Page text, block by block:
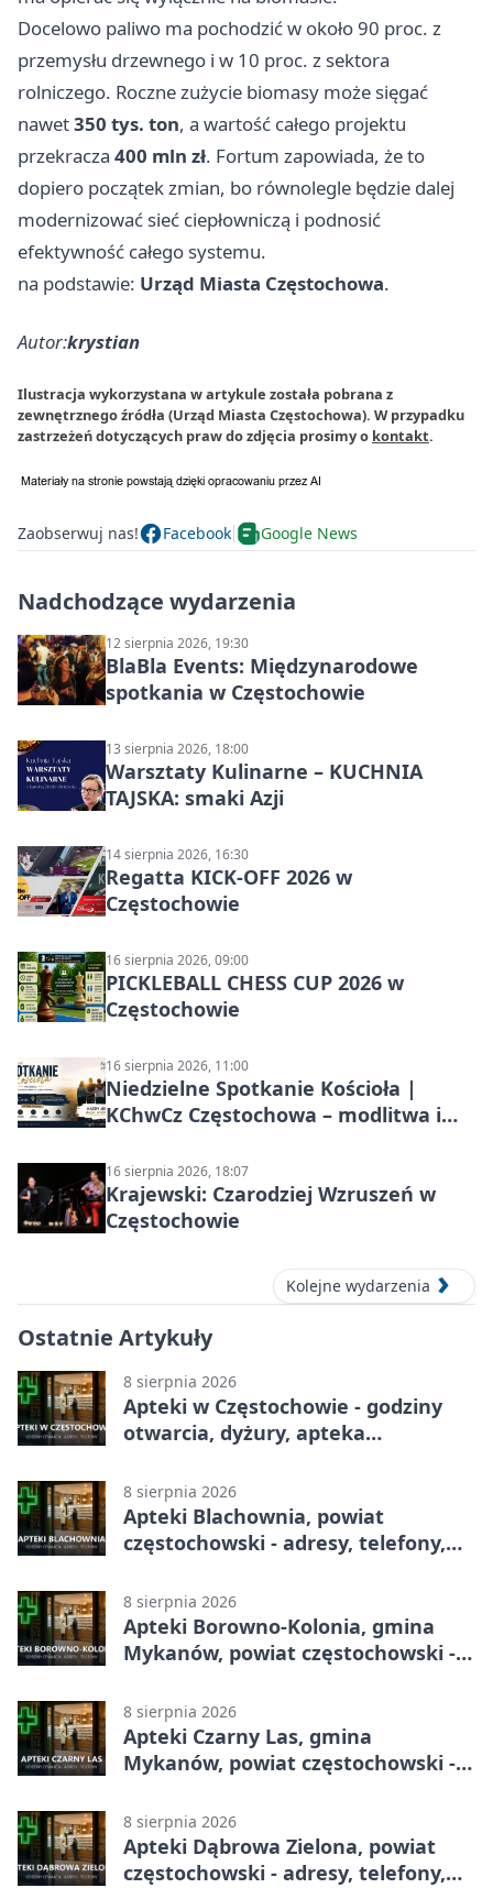
Docelowo paliwo ma pochodzić w około 90 proc. z
przemysłu drzewnego i w 10 proc. z sektora
rolniczego. Roczne zużycie biomasy może sięgać
nawet350 tys. ton, a wartość całego projektu
przekracza 400 mln zł. Fortum zapowiada, że to
dopiero początek zmian, bo równolegle będzie dalej
modernizować sieć ciepłowniczą i podnosić
efektywność całego systemu.
na podstawie: Urząd Miasta Częstochowa.
Autor:krystian
Ilustracja wykorzystana w artykule została pobrana z
zewnętrznego źródła (Urząd Miasta Częstochowa). W przypadku
zastrzeżeń dotyczących praw do zdjęcia prosimy o kontakt.
Zaobserwuj nas! Facebook Google News
Nadchodzące wydarzenia
12 sierpnia 2026, 19:30
BlaBla Events: Międzynarodowe
spotkania w Częstochowie
13 sierpnia 2026, 18:00
Warsztaty Kulinarne – KUCHNIA
TAJSKA: smaki Azji
14 sierpnia 2026, 16:30
Regatta KICK-OFF 2026 w
Częstochowie
16 sierpnia 2026, 09:00
PICKLEBALL CHESS CUP 2026 w
Częstochowie
16 sierpnia 2026, 11:00
Niedzielne Spotkanie Kościoła |
KChwCz Częstochowa – modlitwa i
16 sierpnia 2026, 18:07
Krajewski: Czarodziej Wzruszeń w
Częstochowie
Kolejne wydarzenia
Ostatnie Artykuły
8 sierpnia 2026
Apteki w Częstochowie - godziny
otwarcia, dyżury, apteka
8 sierpnia 2026
Apteki Blachownia, powiat
częstochowski - adresy, telefony,
8 sierpnia 2026
Apteki Borowno-Kolonia, gmina
Mykanów, powiat częstochowski -
8 sierpnia 2026
Apteki Czarny Las, gmina
Mykanów, powiat częstochowski -
8 sierpnia 2026
Apteki Dąbrowa Zielona, powiat
częstochowski - adresy, telefony,